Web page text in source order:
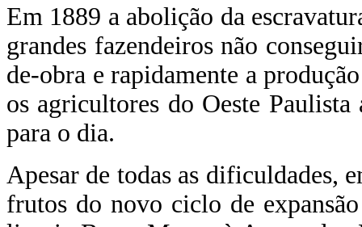
Em 1889 a abolição da
grandes fazendeiros não
de-obra e rapidamente a
os agricultores do Oeste
para o dia.
Apesar de todas as dificuldades,
frutos do novo ciclo de